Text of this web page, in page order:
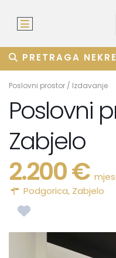
PRETRAGA
Poslovni prostor / Izdavanje
Poslovni
Zabjelo
2.200 €
Podgorica, Zabjelo